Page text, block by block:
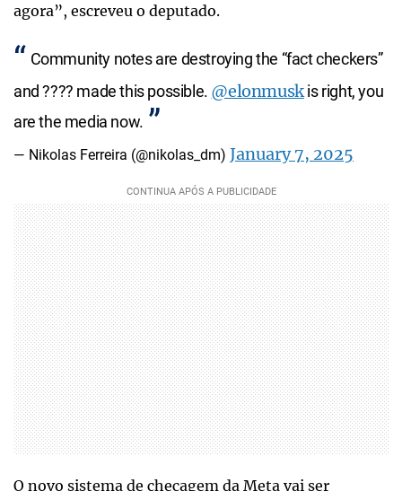
agora”, escreveu o deputado.
Community notes are destroying the “fact checkers”
and ???? made this possible. @elonmuskis right, you
are the media now.
— Nikolas Ferreira (@nikolas_dm) January 7, 2025
O novo sistema de checagem da Meta vai ser